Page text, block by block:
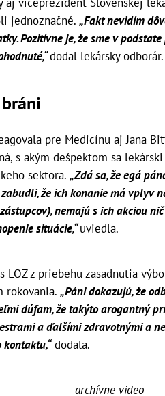
jednoznačné. „Fakt nevidím
Pozitívne je, že sme v
dodal lekársky odborár.
pre Medicínu aj Jana
s akým dešpektom sa
sektora. „Zdá sa, že egá
že ich konanie má vplyv
nemajú s ich akciou
situácie,“uviedla.
LOZ z priebehu zasadnutia
rokovania. „Páni dokazujú, že
dúfam, že takýto arogantný
a ďalšími zdravotnými a
dodala.
archívne video